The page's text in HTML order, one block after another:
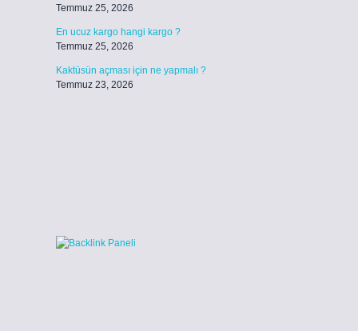
Temmuz 25, 2026
En ucuz kargo hangi kargo ?
Temmuz 25, 2026
Kaktüsün açması için ne yapmalı ?
Temmuz 23, 2026